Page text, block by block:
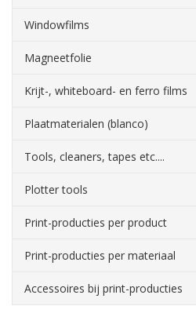
Windowfilms
Magneetfolie
Krijt-, whiteboard- en ferro films
Plaatmaterialen (blanco)
Tools, cleaners, tapes etc....
Plotter tools
Print-producties per product
Print-producties per materiaal
Accessoires bij print-producties